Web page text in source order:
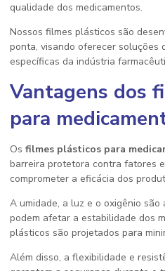
qualidade dos medicamentos.
Nossos filmes plásticos são
ponta, visando oferecer soluções
específicas da indústria
Vantagens dos
para
Os filmes plásticos para
barreira protetora contra fatores
comprometer a eficácia dos
A umidade, a luz e o oxigênio
podem afetar a estabilidade dos
plásticos são projetados para
Além disso, a flexibilidade e